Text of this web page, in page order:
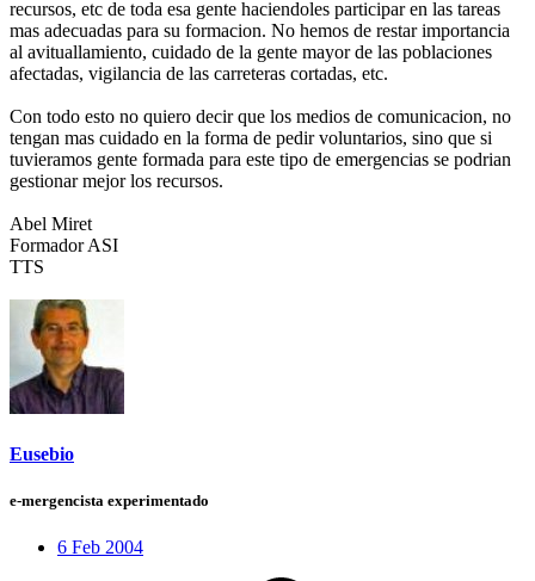
recursos, etc de toda esa gente haciendoles participar en las tareas
mas adecuadas para su formacion. No hemos de restar importancia
al avituallamiento, cuidado de la gente mayor de las poblaciones
afectadas, vigilancia de las carreteras cortadas, etc.
Con todo esto no quiero decir que los medios de comunicacion, no
tengan mas cuidado en la forma de pedir voluntarios, sino que si
tuvieramos gente formada para este tipo de emergencias se podrian
gestionar mejor los recursos.
Abel Miret
Formador ASI
TTS
Eusebio
e-mergencista experimentado
6 Feb 2004